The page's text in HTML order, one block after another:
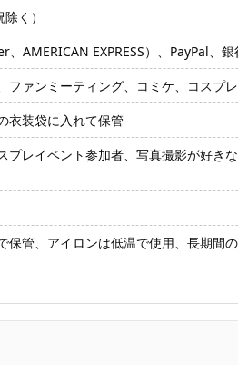
く）
AMERICAN EXPRESS）、PayPal、銀
ファンミーティング、コミケ、コスプ
衣装袋に入れて保管
レイベント参加者、写真撮影が好き
管、アイロンは低温で使用、長期間